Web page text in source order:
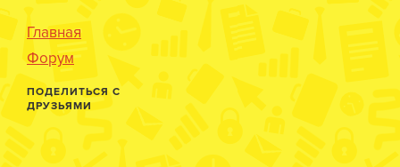
Главная
Форум
ПОДЕЛИТЬСЯ С
ДРУЗЬЯМИ